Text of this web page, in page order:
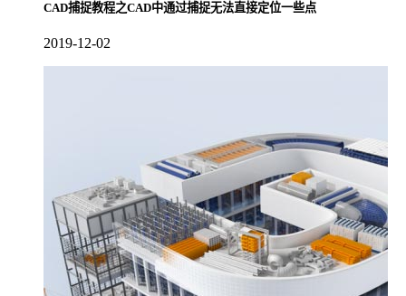
CAD捕捉教程之CAD中通过捕捉无法直接定位一些点
2019-12-02